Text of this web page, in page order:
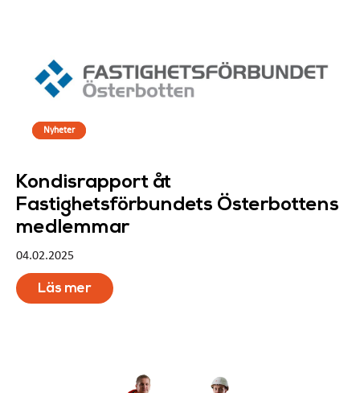
Nyheter
Kondisrapport åt
Fastighetsförbundets Österbottens
medlemmar
04.02.2025
Läs mer